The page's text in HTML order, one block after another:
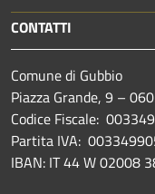
CONTATTI
Comune di Gubbio
Piazza Grande, 9 –
Codice Fiscale:
Partita IVA:
IBAN: IT 44 W 02008